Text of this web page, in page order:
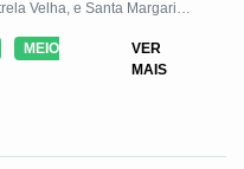
Velha, e Santa Margarida
MEIO
VER
MAIS